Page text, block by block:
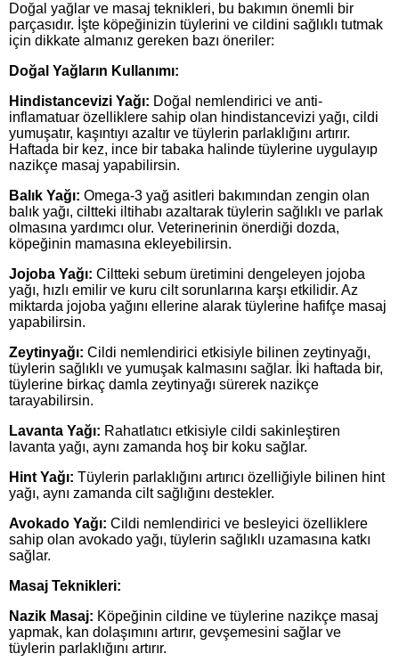
Doğal yağlar ve masaj teknikleri, bu bakımın önemli bir
parçasıdır. İşte köpeğinizin tüylerini ve cildini sağlıklı tutmak
için dikkate almanız gereken bazı öneriler:
Doğal Yağların Kullanımı:
Hindistancevizi Yağı: Doğal nemlendirici ve anti-
inflamatuar özelliklere sahip olan hindistancevizi yağı, cildi
yumuşatır, kaşıntıyı azaltır ve tüylerin parlaklığını artırır.
Haftada bir kez, ince bir tabaka halinde tüylerine uygulayıp
nazikçe masaj yapabilirsin.
Balık Yağı: Omega-3 yağ asitleri bakımından zengin olan
balık yağı, ciltteki iltihabı azaltarak tüylerin sağlıklı ve parlak
olmasına yardımcı olur. Veterinerinin önerdiği dozda,
köpeğinin mamasına ekleyebilirsin.
Jojoba Yağı: Ciltteki sebum üretimini dengeleyen jojoba
yağı, hızlı emilir ve kuru cilt sorunlarına karşı etkilidir. Az
miktarda jojoba yağını ellerine alarak tüylerine hafifçe masaj
yapabilirsin.
Zeytinyağı: Cildi nemlendirici etkisiyle bilinen zeytinyağı,
tüylerin sağlıklı ve yumuşak kalmasını sağlar. İki haftada bir,
tüylerine birkaç damla zeytinyağı sürerek nazikçe
tarayabilirsin.
Lavanta Yağı: Rahatlatıcı etkisiyle cildi sakinleştiren
lavanta yağı, aynı zamanda hoş bir koku sağlar.
Hint Yağı: Tüylerin parlaklığını artırıcı özelliğiyle bilinen hint
yağı, aynı zamanda cilt sağlığını destekler.
Avokado Yağı: Cildi nemlendirici ve besleyici özelliklere
sahip olan avokado yağı, tüylerin sağlıklı uzamasına katkı
sağlar.
Masaj Teknikleri:
Nazik Masaj: Köpeğinin cildine ve tüylerine nazikçe masaj
yapmak, kan dolaşımını artırır, gevşemesini sağlar ve
tüylerin parlaklığını artırır.